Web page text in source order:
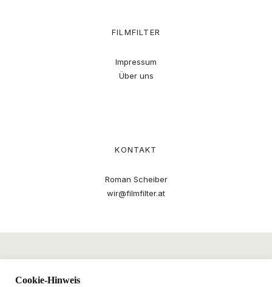
FILMFILTER
Impressum
Über uns
KONTAKT
Roman Scheiber
wir@filmfilter.at
Cookie-Hinweis